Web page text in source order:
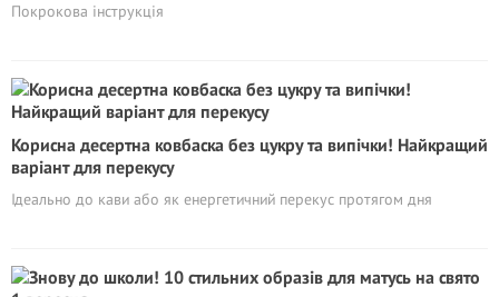
Покрокова інструкція
Корисна десертна ковбаска без цукру та випічки! Найкращий
варіант для перекусу
Ідеально до кави або як енергетичний перекус протягом дня